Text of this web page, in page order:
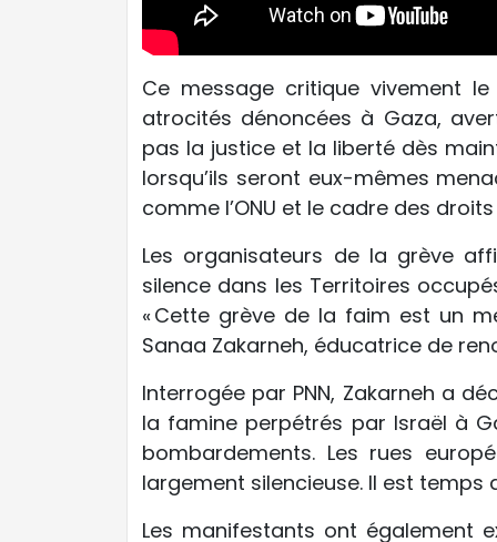
Ce message critique vivement
atrocités dénoncées à Gaza,
pas la justice et la liberté dès
lorsqu’ils seront eux-mêmes
comme l’ONU et le cadre des
Les organisateurs de la grève
silence dans les Territoires
« Cette grève de la faim est un
Sanaa Zakarneh, éducatrice de
Interrogée par PNN, Zakarneh a
la famine perpétrés par Israël à
bombardements. Les rues
largement silencieuse. Il est temps
Les manifestants ont également